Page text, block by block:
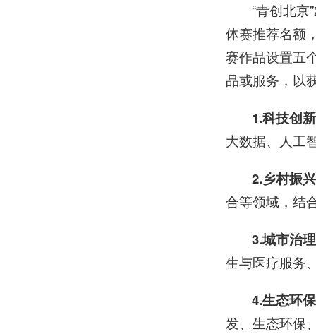
“青创北
体赛推荐名额
赛作品设置五
品或服务，以
1.科技创
大数据、人工
2.乡村振
合等领域，结
3.城市治
生与医疗服务
4.生态环
发、生态环保